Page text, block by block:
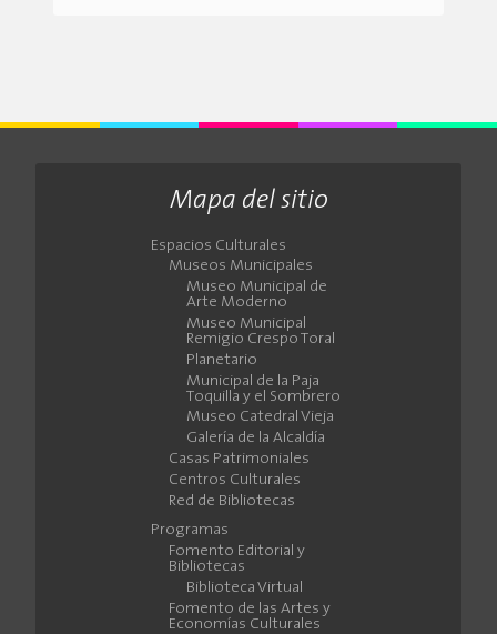
Mapa del sitio
Espacios Culturales
Museos Municipales
Museo Municipal de
Arte Moderno
Museo Municipal
Remigio Crespo Toral
Planetario
Municipal de la Paja
Toquilla y el Sombrero
Museo Catedral Vieja
Galería de la Alcaldía
Casas Patrimoniales
Centros Culturales
Red de Bibliotecas
Programas
Fomento Editorial y
Bibliotecas
Biblioteca Virtual
Fomento de las Artes y
Economías Culturales